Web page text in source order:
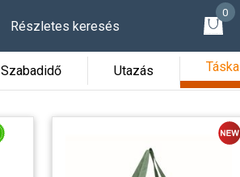
Részletes keresés
0
Szabadidő Utazás Táska